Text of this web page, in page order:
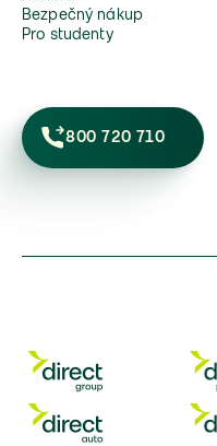
Bezpečný nákup
Pro studenty
800 720 710